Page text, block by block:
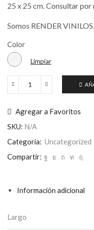
25 x 25 cm. Consultar por
Somos RENDER VINILOS.
Color
Limpiar
Adhesivo
Vinilo
Pared
Vidrio
Madera
Agregar a Favoritos
SKU: N/A
Categoría: Uncategorized
Compartir:
Información adicional
Largo